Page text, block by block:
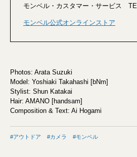
モンベル・カスタマー・サービス
モンベル公式オンラインストア
Photos: Arata Suzuki
Model: Yoshiaki Takahashi [bNm]
Stylist: Shun Katakai
Hair: AMANO [handsam]
Composition & Text: Ai Hogami
アウトドア カメラ モンベル